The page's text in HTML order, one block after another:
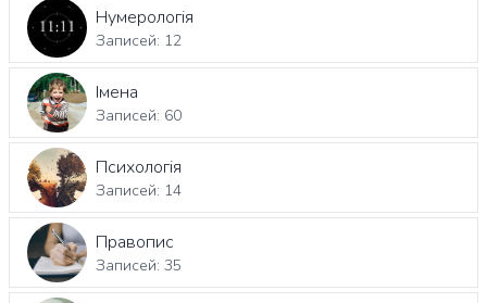
Нумерологія
Записей: 12
Імена
Записей: 60
Психологія
Записей: 14
Правопис
Записей: 35